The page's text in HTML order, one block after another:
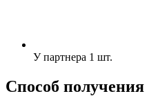
У партнера 1 шт.
Способ получения